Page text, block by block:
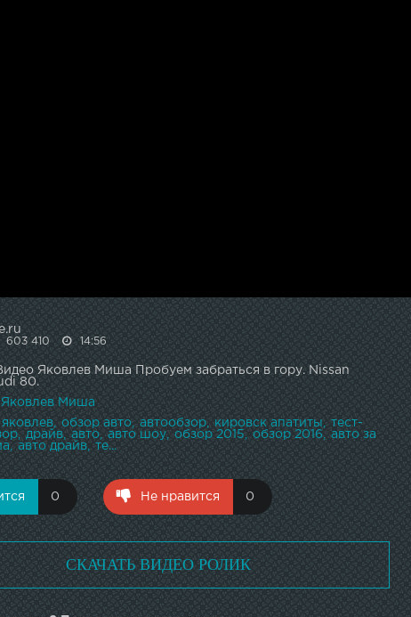
603 410 14:56
Яковлев Миша Пробуем забраться в гору. Nissan
80.
Яковлев Миша
обзор авто автообзор кировск апатиты
тест-
драйв авто авто шоу обзор 2015 обзор 2016
авто за
авто драйв те...
0 Не нравится 0
СКАЧАТЬ ВИДЕО РОЛИК